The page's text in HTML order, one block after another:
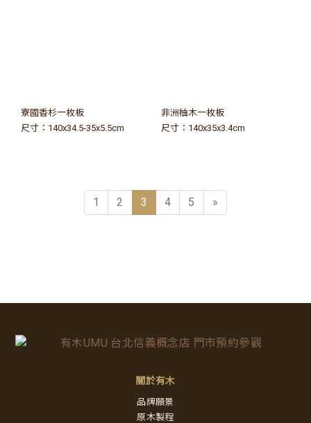
寮國香杉一枚板
尺寸：140x34.5-35x5.5cm
非洲柚木一枚板
尺寸：140x35x3.4cm
1 2 3 4 5 »
關於有木
品牌願景
原木製程